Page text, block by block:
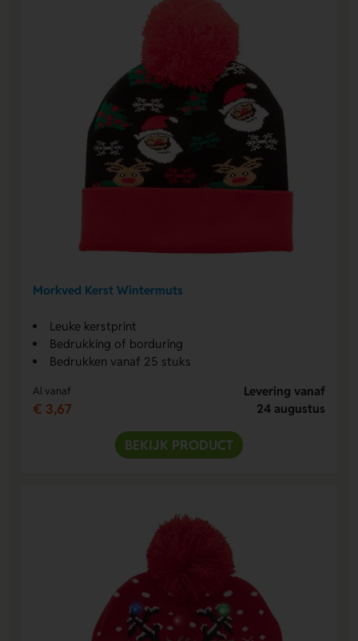
Morkved Kerst Wintermuts
Leuke kerstprint
Bedrukking of borduring
Bedrukken vanaf 25 stuks
Al vanaf
€ 3,67
Levering vanaf
24 augustus
BEKIJK PRODUCT